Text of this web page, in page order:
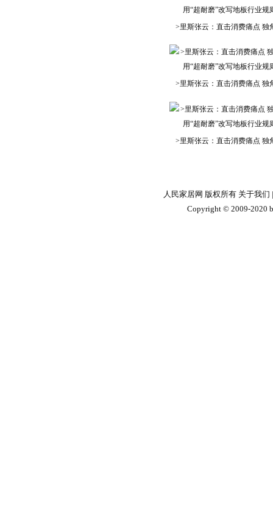
>里斯张云：直击消费痛点 独
>里斯张云：直击消费痛点 独
>里斯张云：直击消费痛点 独
人民家居网 版权所有 关于我们 |
Copyright © 2009-2020